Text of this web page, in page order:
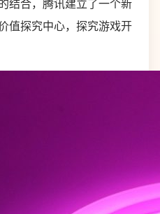
结合，腾讯建立了一个新
探究中心，探究游戏开